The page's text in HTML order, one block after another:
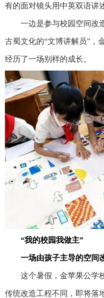
有的面对镜头用中英双语讲
一边是参与校园空间改造
古蜀文化的“文博讲解员”，
经历了一场别样的成长。
“我的校园我做主”
一场由孩子主导的空间
这个暑假，金苹果公学
传统改造工程不同，即将落